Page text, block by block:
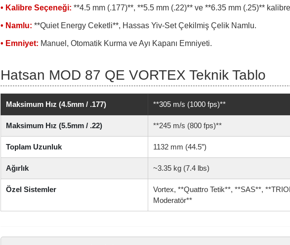
• Kalibre Seçeneği: **4.5 mm (.177)**, **5.5 mm (.22)** ve **6.35 mm (.25)**
• Namlu: **Quiet Energy Ceketli**, Hassas Yiv-Set Çekilmiş Çelik Namlu.
• Emniyet: Manuel, Otomatik Kurma ve Ayı Kapanı Emniyeti.
Hatsan MOD 87 QE VORTEX Teknik Tablo
Maksimum Hız (4.5mm / .177) **305 m/s (1000 fps)**
Maksimum Hız (5.5mm / .22) **245 m/s (800 fps)**
Toplam Uzunluk 1132 mm (44.5”)
Ağırlık ~3.35 kg (7.4 lbs)
Özel Sistemler
Vortex, **Quattro Tetik**, **SAS**,
Moderatör**